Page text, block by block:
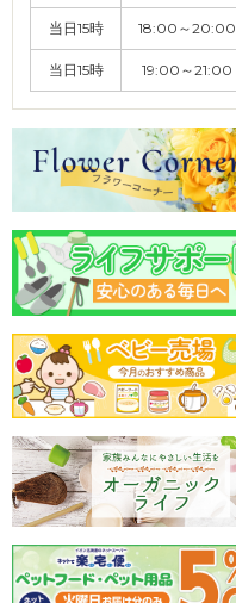
当日15時 18:00～20:00
当日15時 19:00～21:00